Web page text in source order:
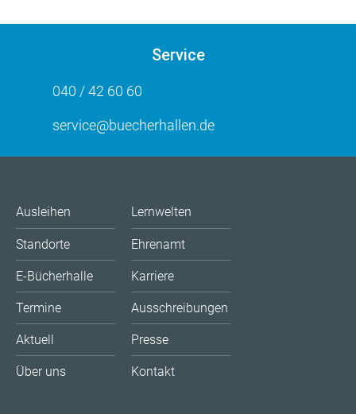
Service
040 / 42 60 60
service@buecherhallen.de
Ausleihen
Standorte
E-Bücherhalle
Termine
Aktuell
Über uns
Lernwelten
Ehrenamt
Karriere
Ausschreibungen
Presse
Kontakt